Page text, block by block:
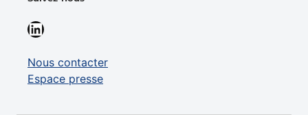
LinkedIn
Nous contacter
Espace presse